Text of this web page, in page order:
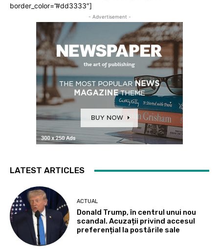
border_color=”#dd3333″]
- Advertisement -
LATEST ARTICLES
ACTUAL
Donald Trump, în centrul unui nou
scandal. Acuzații privind accesul
preferențial la postările sale